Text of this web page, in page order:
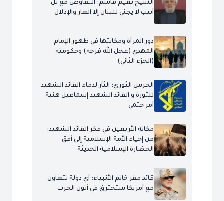
الشيخ نعيم قاسم: التفاوض مع تل
أبيب لا يجني للبنان إلا العار والإذلال
دور المرأة ومكانتها في ظهور الإمام
المهدي (عجل الله فرجه) وحكومته
(الجزء الثاني)
الحرس الثوري: الثأر لدماء القائد الشهيد
للثورة و القائد الشهيد إسماعيل هنية
أمر حتمي
مكانة الأربعين في فكر القائد الشهيد:
من إحياء الأمة الإسلامية إلى أفق
الحضارة الإسلامية الحديثة
قائد مقر خاتم الأنبياء: أي دولة تتعاون
مع أمريكا ستحترق في أتون الحرب